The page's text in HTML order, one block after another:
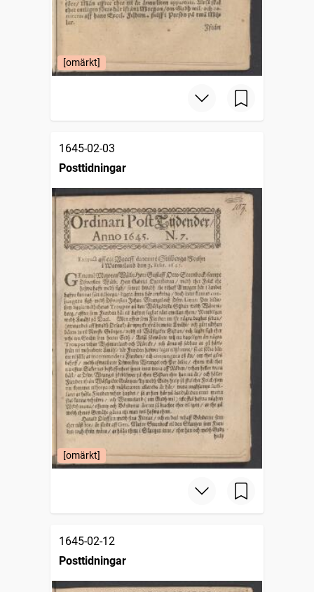
[omärkt]
1645-02-03
Posttidningar
[omärkt]
1645-02-12
Posttidningar